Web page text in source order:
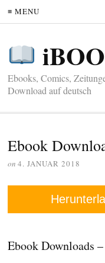
≡ MENU
Ebooks, Comics,
Download auf deutsch
Ebook
on 4. JANUAR 2018
Ebook Downloads